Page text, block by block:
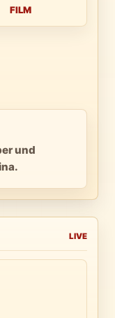
FILM
und
LIVE